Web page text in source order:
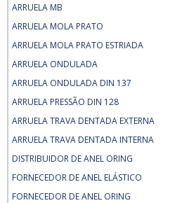
ARRUELA MB
ARRUELA MOLA PRATO
ARRUELA MOLA PRATO ESTRIADA
ARRUELA ONDULADA
ARRUELA ONDULADA DIN 137
ARRUELA PRESSÃO DIN 128
ARRUELA TRAVA DENTADA EXTERNA
ARRUELA TRAVA DENTADA INTERNA
DISTRIBUIDOR DE ANEL ORING
FORNECEDOR DE ANEL ELÁSTICO
FORNECEDOR DE ANEL ORING